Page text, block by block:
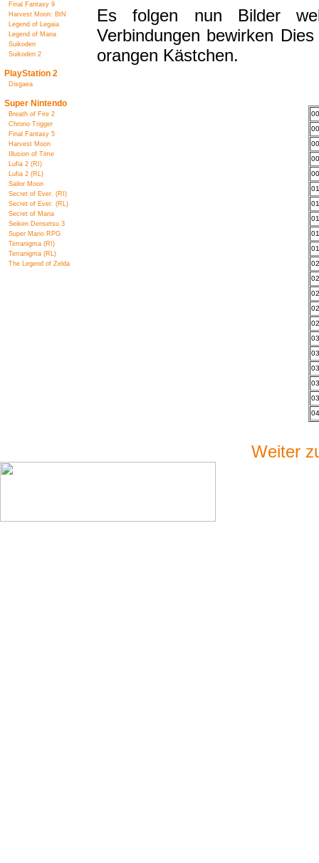
Final Fantasy 9
Harvest Moon: BtN
Legend of Legaia
Legend of Mana
Suikoden
Suikoden 2
PlayStation 2
Disgaea
Super Nintendo
Breath of Fire 2
Chrono Trigger
Final Fantasy 5
Harvest Moon
Illusion of Time
Lufia 2 (RI)
Lufia 2 (RL)
Sailor Moon
Secret of Ever. (RI)
Secret of Ever. (RL)
Secret of Mana
Seiken Densetsu 3
Super Mario RPG
Terranigma (RI)
Terranigma (RL)
The Legend of Zelda
Es folgen nun Bilder
Verbindungen bewirken
orangen Kästchen.
Weiter